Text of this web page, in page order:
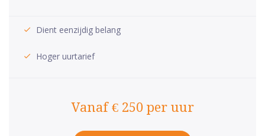
Dient eenzijdig belang
Hoger uurtarief
Vanaf € 250 per uur